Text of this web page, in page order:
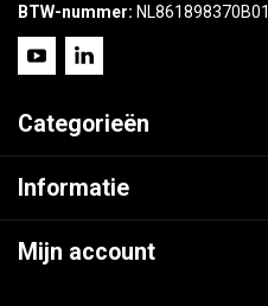
BTW-nummer: NL861898370B01
Categorieën
Informatie
Mijn account